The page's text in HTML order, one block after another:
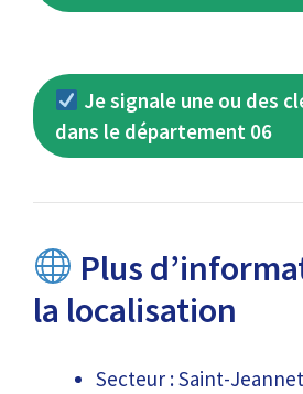
Je signale une ou des
dans le département 06
Plus
la localisation
Secteur : Saint-Jeannet